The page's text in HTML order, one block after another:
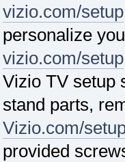
vizio.com/setup
personalize
vizio.com/setup
Vizio TV setup
stand parts,
Vizio.com/
provided